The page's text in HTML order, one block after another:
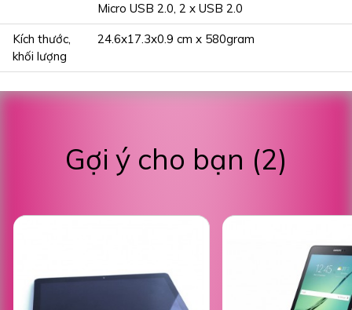
Micro USB 2.0, 2 x USB 2.0
Kích thước,
khối lượng
24.6x17.3x0.9 cm x 580gram
Gợi ý cho bạn (2)